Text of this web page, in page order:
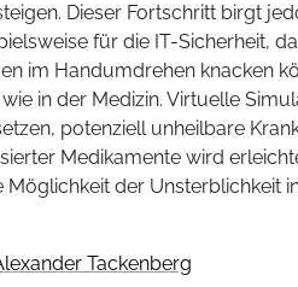
Dieser Fortschritt birgt
für die IT-Sicherheit,
im Handumdrehen knacken
in der Medizin. Virtuelle
potenziell unheilbare
Medikamente wird
der Unsterblichkeit
Tackenberg